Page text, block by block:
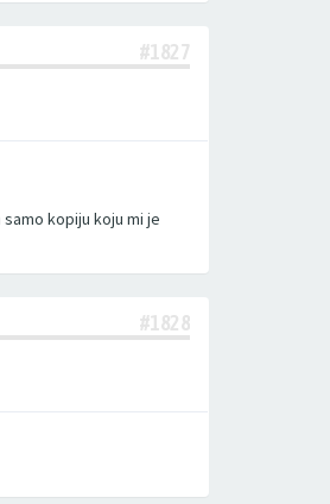
#1827
kopiju koju mi je
#1828